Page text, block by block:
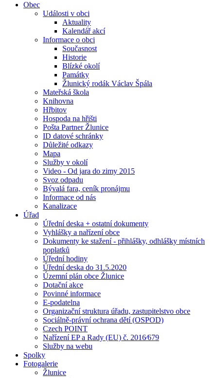
Obec
Události v obci
Aktuality
Kalendář akcí
Informace o obci
Současnost
Historie
Blízké okolí
Památky
Žlunický rodák Václav Špála
Mateřská škola
Knihovna
Hřbitov
Hospoda na hřišti
Pošta Partner Žlunice
ID datové schránky
Důležité odkazy
Mapa
Služby v okolí
Video - Od jara do zimy 2015
Svoz odpadu
Bývalá fara, ceník pronájmu
Informace od nás
Kanalizace
Úřad
Úřední deska + ostatní dokumenty
Vyhlášky a nařízení obce
Dokumenty ke stažení - přihlášky, odhlášky místních
poplatků
Úřední hodiny
Úřední deska do 31.5.2020
Územní plán obce Žlunice
Dotační akce
Povinné informace
E-podatelna
Organizační struktura úřadu, zastupitelstvo obce
Sociálně-právní ochrana dětí (OSPOD)
Czech POINT
Nařízení EP a Rady (EU) č. 2016⁄679
Služby na webu
Spolky
Fotogalerie
Žlunice